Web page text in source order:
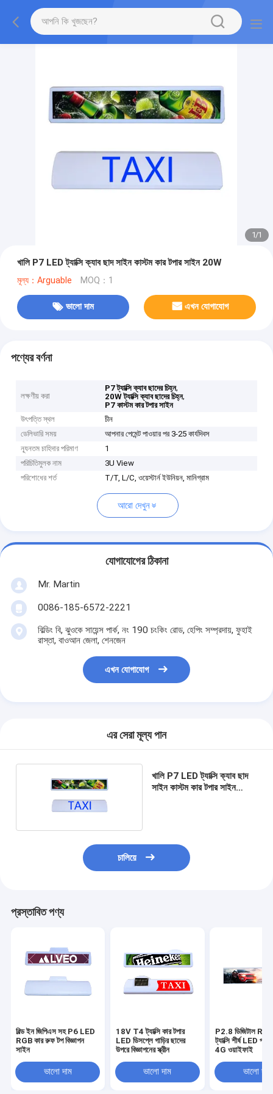
1/1
খালি P7 LED ট্যাক্সি ক্যাব ছাদ সাইন কাস্টম কার টপার সাইন 20W
মূল্য：Arguable MOQ：1
ভালো দাম এখন যোগাযোগ
পণ্যের বর্ণনা
লক্ষণীয় করা
P7 ট্যাক্সি ক্যাব ছাদের চিহ্ন,
20W ট্যাক্সি ক্যাব ছাদের চিহ্ন,
P7 কাস্টম কার টপার সাইন
উৎপত্তি স্থল
চীন
ডেলিভারি সময়
আপনার পেমেন্ট পাওয়ার পর 3-25 কার্যদিবস
ন্যূনতম চাহিদার পরিমাণ
1
পরিচিতিমুলক নাম
3U View
পরিশোধের শর্ত
T/T, L/C, ওয়েস্টার্ন ইউনিয়ন, মানিগ্রাম
আরো দেখুন
যোগাযোগের ঠিকানা
Mr. Martin
0086-185-6572-2221
বিল্ডিং বি, ঝুওকে সায়েন্স পার্ক, নং 190 চংকিং রোড, হেপিং সম্প্রদায়, ফুহাই
রাস্তা, বাওআন জেলা, শেনজেন
এখন যোগাযোগ
এর সেরা মূল্য পান
খালি P7 LED ট্যাক্সি ক্যাব ছাদ
সাইন কাস্টম কার টপার সাইন
চালিয়ে
প্রস্তাবিত পণ্য
বিল্ড ইন জিপিএস সহ P6 LED
RGB কার রুফ টপ বিজ্ঞাপন
সাইন
ভালো দাম
18V T4 ট্যাক্সি কার টপার
LED ডিসপ্লে গাড়ির ছাদের
উপরে বিজ্ঞাপনের স্ক্রীন
ভালো দাম
P2.8 ডিজিটাল
ট্যাক্সি শীর্ষ LED
4G ওয়াইফাই
ভালো দাম